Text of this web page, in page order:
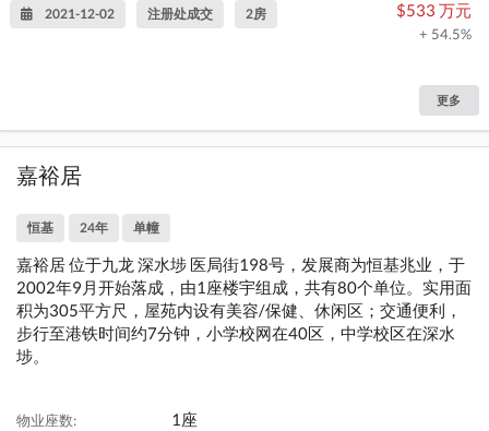
2021-12-02 注册处成交 2房 $533 万元
+ 54.5%
更多
嘉裕居
恒基 24年 单幢
嘉裕居 位于九龙 深水埗 医局街198号，发展商为恒基兆业，于
2002年9月开始落成，由1座楼宇组成，共有80个单位。实用面
积为305平方尺，屋苑内设有美容/保健、休闲区；交通便利，
步行至港铁时间约7分钟，小学校网在40区，中学校区在深水
埗。
物业座数: 1座